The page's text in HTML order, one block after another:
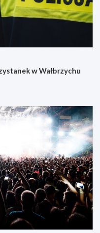
w Wałbrzychu